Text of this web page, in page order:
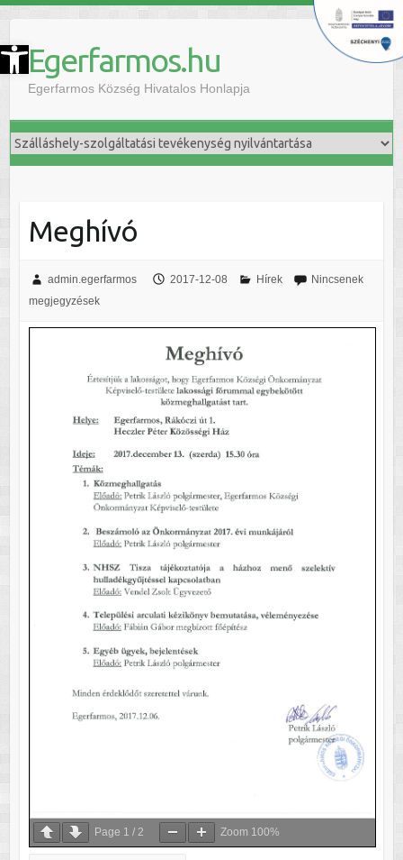
Eszköztár megnyitása Egerfarmos.hu
Egerfarmos Község Hivatalos Honlapja
Meghívó
admin.egerfarmos 2017-12-08 Hírek
Nincsenek
megjegyzések
Page 1 / 2 Zoom 100%